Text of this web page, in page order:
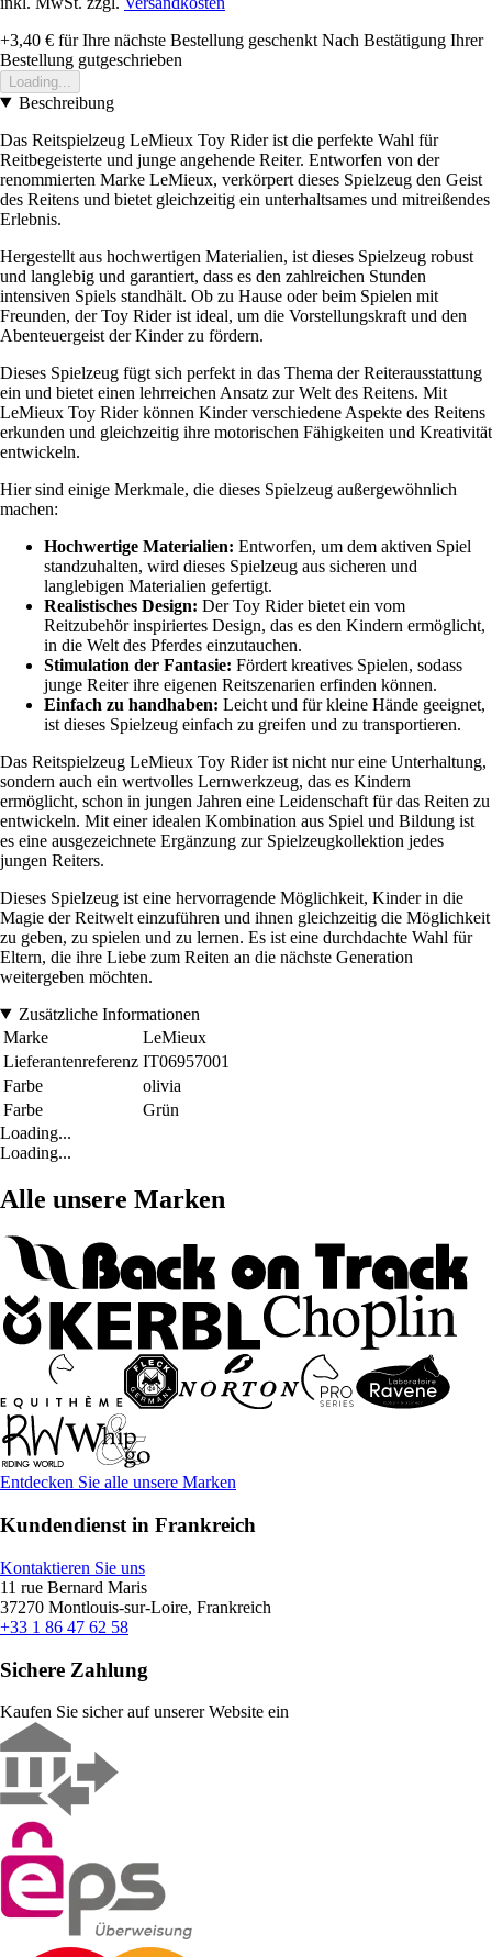
+3,40 € für Ihre nächste Bestellung geschenkt Nach Bestätigung Ihrer
Bestellung gutgeschrieben
Loading...
Beschreibung
Das Reitspielzeug LeMieux Toy Rider ist die perfekte Wahl für
Reitbegeisterte und junge angehende Reiter. Entworfen von der
renommierten Marke LeMieux, verkörpert dieses Spielzeug den Geist
des Reitens und bietet gleichzeitig ein unterhaltsames und mitreißendes
Erlebnis.
Hergestellt aus hochwertigen Materialien, ist dieses Spielzeug robust
und langlebig und garantiert, dass es den zahlreichen Stunden
intensiven Spiels standhält. Ob zu Hause oder beim Spielen mit
Freunden, der Toy Rider ist ideal, um die Vorstellungskraft und den
Abenteuergeist der Kinder zu fördern.
Dieses Spielzeug fügt sich perfekt in das Thema der Reiterausstattung
ein und bietet einen lehrreichen Ansatz zur Welt des Reitens. Mit
LeMieux Toy Rider können Kinder verschiedene Aspekte des Reitens
erkunden und gleichzeitig ihre motorischen Fähigkeiten und Kreativität
entwickeln.
Hier sind einige Merkmale, die dieses Spielzeug außergewöhnlich
machen:
Hochwertige Materialien: Entworfen, um dem aktiven Spiel
standzuhalten, wird dieses Spielzeug aus sicheren und
langlebigen Materialien gefertigt.
Realistisches Design: Der Toy Rider bietet ein vom
Reitzubehör inspiriertes Design, das es den Kindern ermöglicht,
in die Welt des Pferdes einzutauchen.
Stimulation der Fantasie: Fördert kreatives Spielen, sodass
junge Reiter ihre eigenen Reitszenarien erfinden können.
Einfach zu handhaben: Leicht und für kleine Hände geeignet,
ist dieses Spielzeug einfach zu greifen und zu transportieren.
Das Reitspielzeug LeMieux Toy Rider ist nicht nur eine Unterhaltung,
sondern auch ein wertvolles Lernwerkzeug, das es Kindern
ermöglicht, schon in jungen Jahren eine Leidenschaft für das Reiten zu
entwickeln. Mit einer idealen Kombination aus Spiel und Bildung ist
es eine ausgezeichnete Ergänzung zur Spielzeugkollektion jedes
jungen Reiters.
Dieses Spielzeug ist eine hervorragende Möglichkeit, Kinder in die
Magie der Reitwelt einzuführen und ihnen gleichzeitig die Möglichkeit
zu geben, zu spielen und zu lernen. Es ist eine durchdachte Wahl für
Eltern, die ihre Liebe zum Reiten an die nächste Generation
weitergeben möchten.
Zusätzliche Informationen
Marke
LeMieux
Lieferantenreferenz IT06957001
Farbe
olivia
Farbe
Grün
Loading...
Loading...
Alle unsere Marken
Entdecken Sie alle unsere Marken
Kundendienst in Frankreich
Kontaktieren Sie uns
11 rue Bernard Maris
37270 Montlouis-sur-Loire, Frankreich
+33 1 86 47 62 58
Sichere Zahlung
Kaufen Sie sicher auf unserer Website ein